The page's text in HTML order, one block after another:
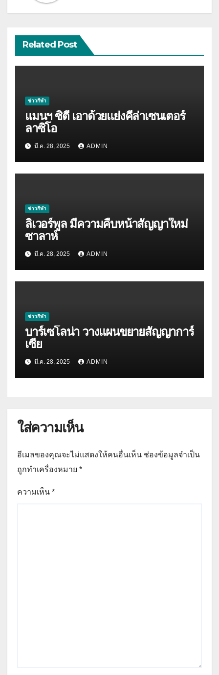
Related Post
ข่าวกีฬา
แมนฯ ซิตี้ เอาด้วยแย่งคีล่าเซนเตอร์
ลาซิโอ
มี.ค. 28, 2025 ADMIN
ข่าวกีฬา
ลิเวอร์พูล มีความคืบหน้าสัญญาใหม่
ซาลาห์
มี.ค. 28, 2025 ADMIN
ข่าวกีฬา
บาร์เซโลน่า วางแผนขยายสัญญาการ์
เซีย
มี.ค. 28, 2025 ADMIN
ใส่ความเห็น
อีเมลของคุณจะไม่แสดงให้คนอื่นเห็น ช่องข้อมูลจำเป็น
ถูกทำเครื่องหมาย *
ความเห็น *